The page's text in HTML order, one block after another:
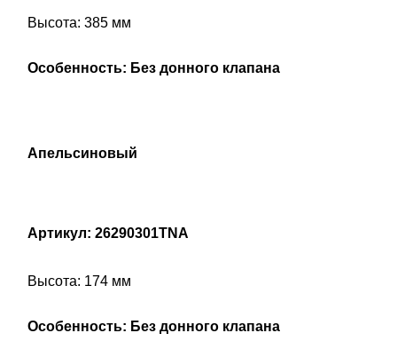
Высота: 385 мм
Особенность: Без донного клапана
Апельсиновый
Артикул: 26290301TNA
Высота: 174 мм
Особенность: Без донного клапана